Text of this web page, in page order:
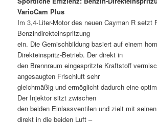
VarioCam Plus
Im 3,4-Liter-Motor des neuen Cayman R setzt
Benzindirekteinspritzung
ein. Die Gemischbildung basiert auf einem
Direkteinspritz-Betrieb. Der direkt in
den Brennraum eingespritzte Kraftstoff
angesaugten Frischluft sehr
gleichmäßig und ermöglicht dadurch eine
Der Injektor sitzt zwischen
den beiden Einlassventilen und zielt mit
direkt in die beiden Luft –